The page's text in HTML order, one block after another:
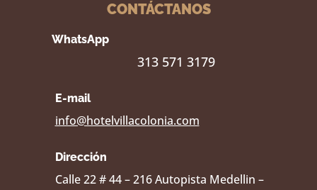
CONTÁCTANOS
WhatsApp
313 571 3179
E-mail
info@hotelvillacolonia.com
Dirección
Calle 22 # 44 – 216 Autopista Medellin –